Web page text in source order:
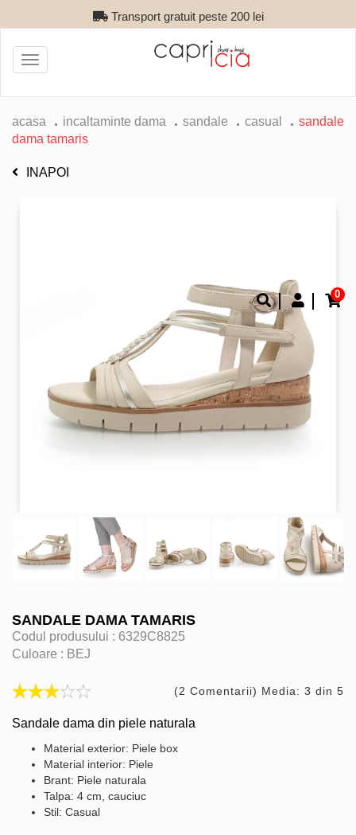
Transport gratuit peste 200 lei
0
Toggle
navigation
acasa incaltaminte dama sandale casual
sandale
dama tamaris
INAPOI
SANDALE DAMA TAMARIS
Codul produsului : 6329C8825
Culoare : BEJ
(2 Comentarii) Media: 3 din 5
Sandale dama din piele naturala
Material exterior: Piele box
Material interior: Piele
Brant: Piele naturala
Talpa: 4 cm, cauciuc
Stil: Casual